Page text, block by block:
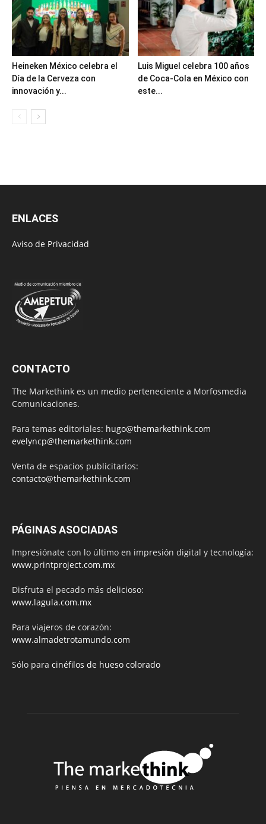
Heineken México celebra el
Día de la Cerveza con
innovación y...
Luis Miguel celebra 100 años
de Coca-Cola en México con
este...
ENLACES
Aviso de Privacidad
CONTACTO
The Markethink es un medio perteneciente a Morfosmedia
Comunicaciones.
Para temas editoriales: hugo@themarkethink.com
evelyncp@themarkethink.com
Venta de espacios publicitarios:
contacto@themarkethink.com
PÁGINAS ASOCIADAS
Impresiónate con lo último en impresión digital y tecnología:
www.printproject.com.mx
Disfruta el pecado más delicioso:
www.lagula.com.mx
Para viajeros de corazón:
www.almadetrotamundo.com
Sólo para cinéfilos de hueso colorado